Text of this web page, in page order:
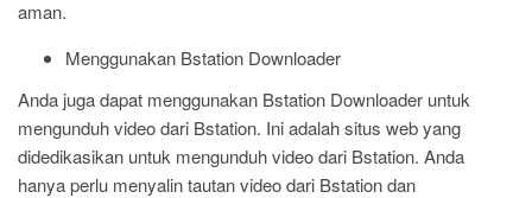
aman.
Menggunakan Bstation Downloader
Anda juga dapat menggunakan Bstation Downloader untuk
mengunduh video dari Bstation. Ini adalah situs web yang
didedikasikan untuk mengunduh video dari Bstation. Anda
hanya perlu menyalin tautan video dari Bstation dan